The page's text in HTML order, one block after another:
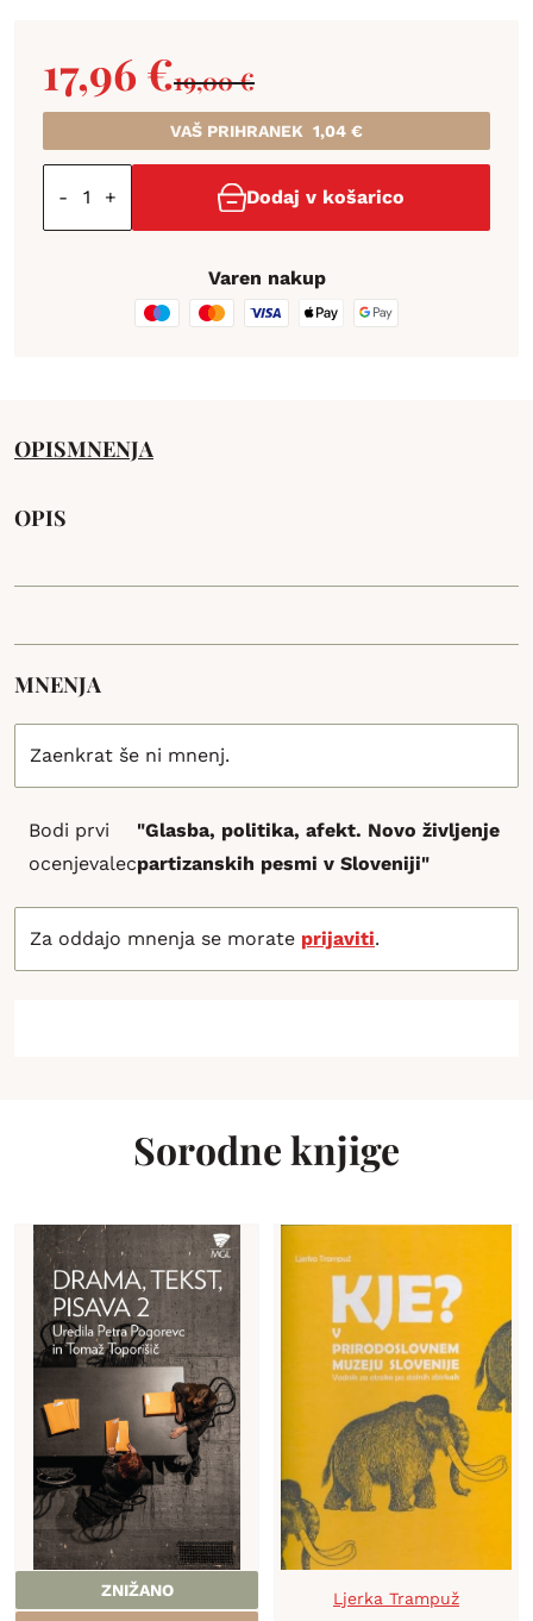
19,00€
17,96 €
VAŠ PRIHRANEK 1,04 €
- + Dodaj v košarico
Varen nakup
OPISMNENJA
OPIS
MNENJA
Zaenkrat še ni mnenj.
Bodi prvi
ocenjevalec
"Glasba, politika, afekt. Novo življenje
partizanskih pesmi v Sloveniji"
Za oddajo mnenja se morate prijaviti.
Sorodne knjige
ZNIŽANO Ljerka Trampuž